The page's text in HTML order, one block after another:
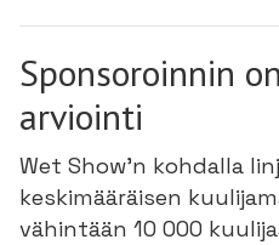
Sponsoroinnin
arviointi
Wet Show’n kohdalla
keskimääräisen
vähintään 10 000